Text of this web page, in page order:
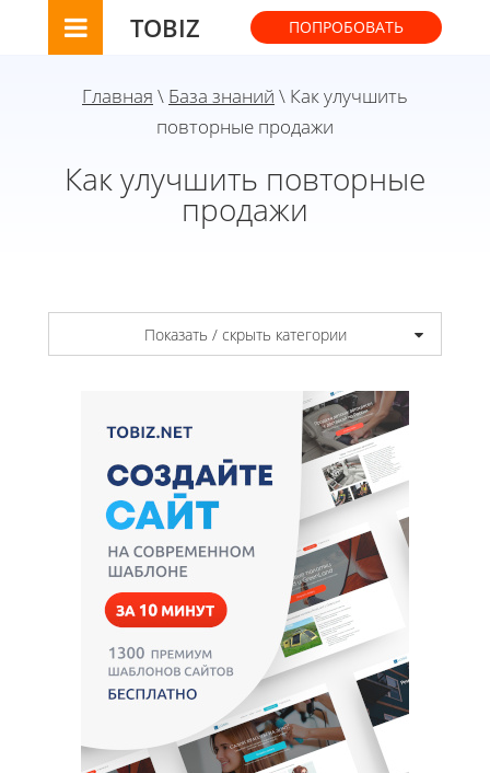
TOBIZ ПОПРОБОВАТЬ
Главная \ База знаний \ Как улучшить
повторные продажи
Как улучшить повторные
продажи
Показать / скрыть категории